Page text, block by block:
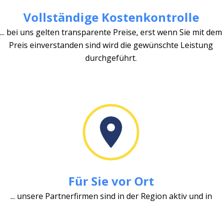
Vollständige Kostenkontrolle
... bei uns gelten transparente Preise, erst wenn Sie mit dem
Preis einverstanden sind wird die gewünschte Leistung
durchgeführt.
Für Sie vor Ort
... unsere Partnerfirmen sind in der Region aktiv und in